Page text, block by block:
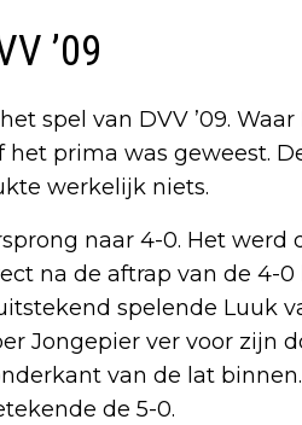
’09
spel van DVV ’09. Waar
het prima was geweest.
werkelijk niets.
naar 4-0. Het
na de aftrap van de 4-0
spelende Luuk
Jongepier ver voor zijn
van de lat
de 5-0.